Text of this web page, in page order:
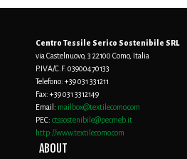
Centro Tessile Serico Sostenibile SRL
via Castelnuovo, 3 22100 Como, Italia
P.IVA/C.F. 03900470133
Telefono: +39 031 331211
Fax: +39 031 3312149
Email: mailbox@textilecomo.com
PEC: ctssostenibile@pecmeb.it
http://www.textilecomo.com
ABOUT